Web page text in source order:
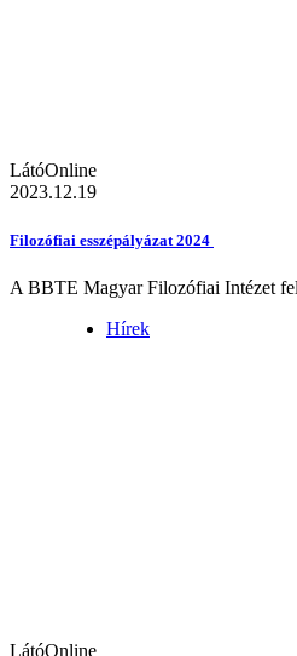
LátóOnline
2023.12.19
Filozófiai esszépályázat 2024
A BBTE Magyar Filozófiai Intézet
Hírek
LátóOnline